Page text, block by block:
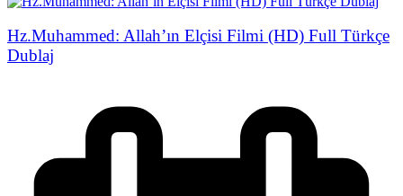
Hz.Muhammed: Allah’ın Elçisi Filmi (HD) Full Türkçe
Dublaj